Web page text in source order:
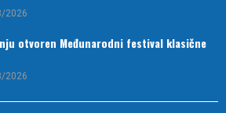
2026
otvoren Međunarodni festival klasične
2026